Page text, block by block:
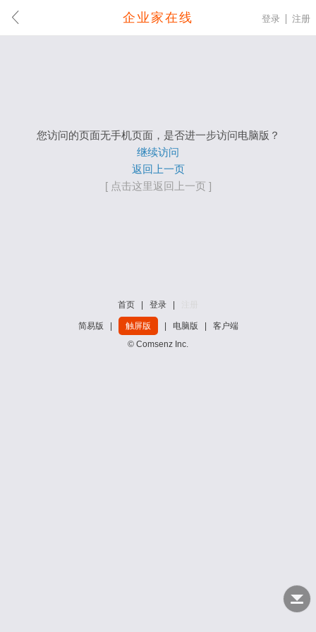
企业家在线 登录 注册
您访问的页面无手机页面，是否进一步访问电脑版？
继续访问
返回上一页
[ 点击这里返回上一页 ]
首页 登录
简易版 触屏版 电脑版
客户端
© Comsenz Inc.